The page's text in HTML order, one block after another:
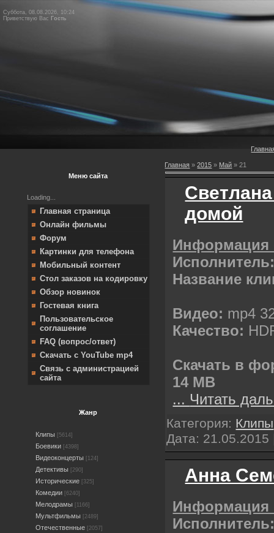
Суббота, 08.08.2026, 10:24
Приветствую Вас Гость
Меню сайта
Loading...
Главная страница
Онлайн фильмы
Форум
Картинки для телефона
Мобильный контент
Стол заказов на кодировку
Обзор новинок
Гостевая книга
Пользовательское
соглашение
FAQ (вопрос/ответ)
Скачать с YouTube mp4
Связь с администрацией
сайта
Жанр
Клипы [5614]
Боевики [4398]
Видеоконцерты [124]
Детективы [290]
Исторические [325]
Комедии [6240]
Мелодрамы [1166]
Мультфильмы [2489]
Отечественные [2057]
Главная »2015 » Май » 21
домой
Информация
Название
Видео: mp4
Качество:
Скачать в
14 MB
... Читать
Категория: Клипы
Дата: 21.05.2015
Анна
Информация